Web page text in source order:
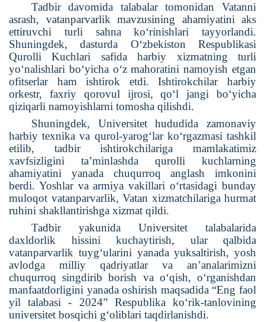
Tadbir davomida talabalar tomonidan Vatanni
asrash, vatanparvarlik mavzusining ahamiyatini aks
ettiruvchi turli sahna ko‘rinishlari tayyorlandi.
Shuningdek, dasturda O‘zbekiston Respublikasi
Qurolli Kuchlari safida harbiy xizmatning turli
yo‘nalishlari bo‘yicha o‘z mahoratini namoyish etgan
ofitserlar ham ishtirok etdi. Ishtirokchilar harbiy
orkestr, faxriy qorovul ijrosi, qo‘l jangi bo‘yicha
qiziqarli namoyishlarni tomosha qilishdi.
Shuningdek, Universitet hududida zamonaviy
harbiy texnika va qurol-yarog‘lar ko‘rgazmasi tashkil
etilib, tadbir ishtirokchilariga mamlakatimiz
xavfsizligini ta’minlashda qurolli kuchlarning
ahamiyatini yanada chuqurroq anglash imkonini
berdi. Yoshlar va armiya vakillari o‘rtasidagi bunday
muloqot vatanparvarlik, Vatan xizmatchilariga hurmat
ruhini shakllantirishga xizmat qildi.
Tadbir yakunida Universitet talabalarida
daxldorlik hissini kuchaytirish, ular qalbida
vatanparvarlik tuyg‘ularini yanada yuksaltirish, yosh
avlodga milliy qadriyatlar va an’analarimizni
chuqurroq singdirib borish va o‘qish, o‘rganishdan
manfaatdorligini yanada oshirish maqsadida “Eng faol
yil talabasi - 2024” Respublika ko‘rik-tanlovining
universitet bosqichi gʻoliblari taqdirlanishdi.